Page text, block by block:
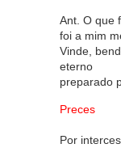
Ant. O que
foi a mim
Vinde,
eterno
preparado
Preces
Por